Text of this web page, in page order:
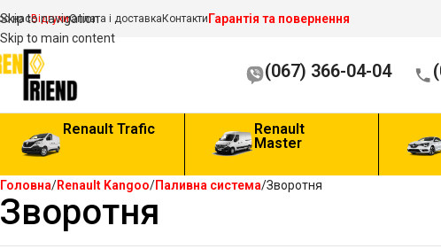
Skip to navigation
Skip to main content
насВідгукиОплата і доставка КонтактиГарантія та повернення
(067) 366-04-04
Renault Trafic
Renault
Master
Головна Renault Kangoo Паливна система Зворотня
Зворотня